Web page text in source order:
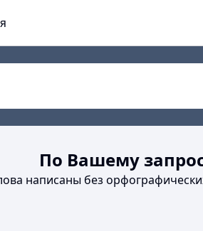
По Вашему
написаны без